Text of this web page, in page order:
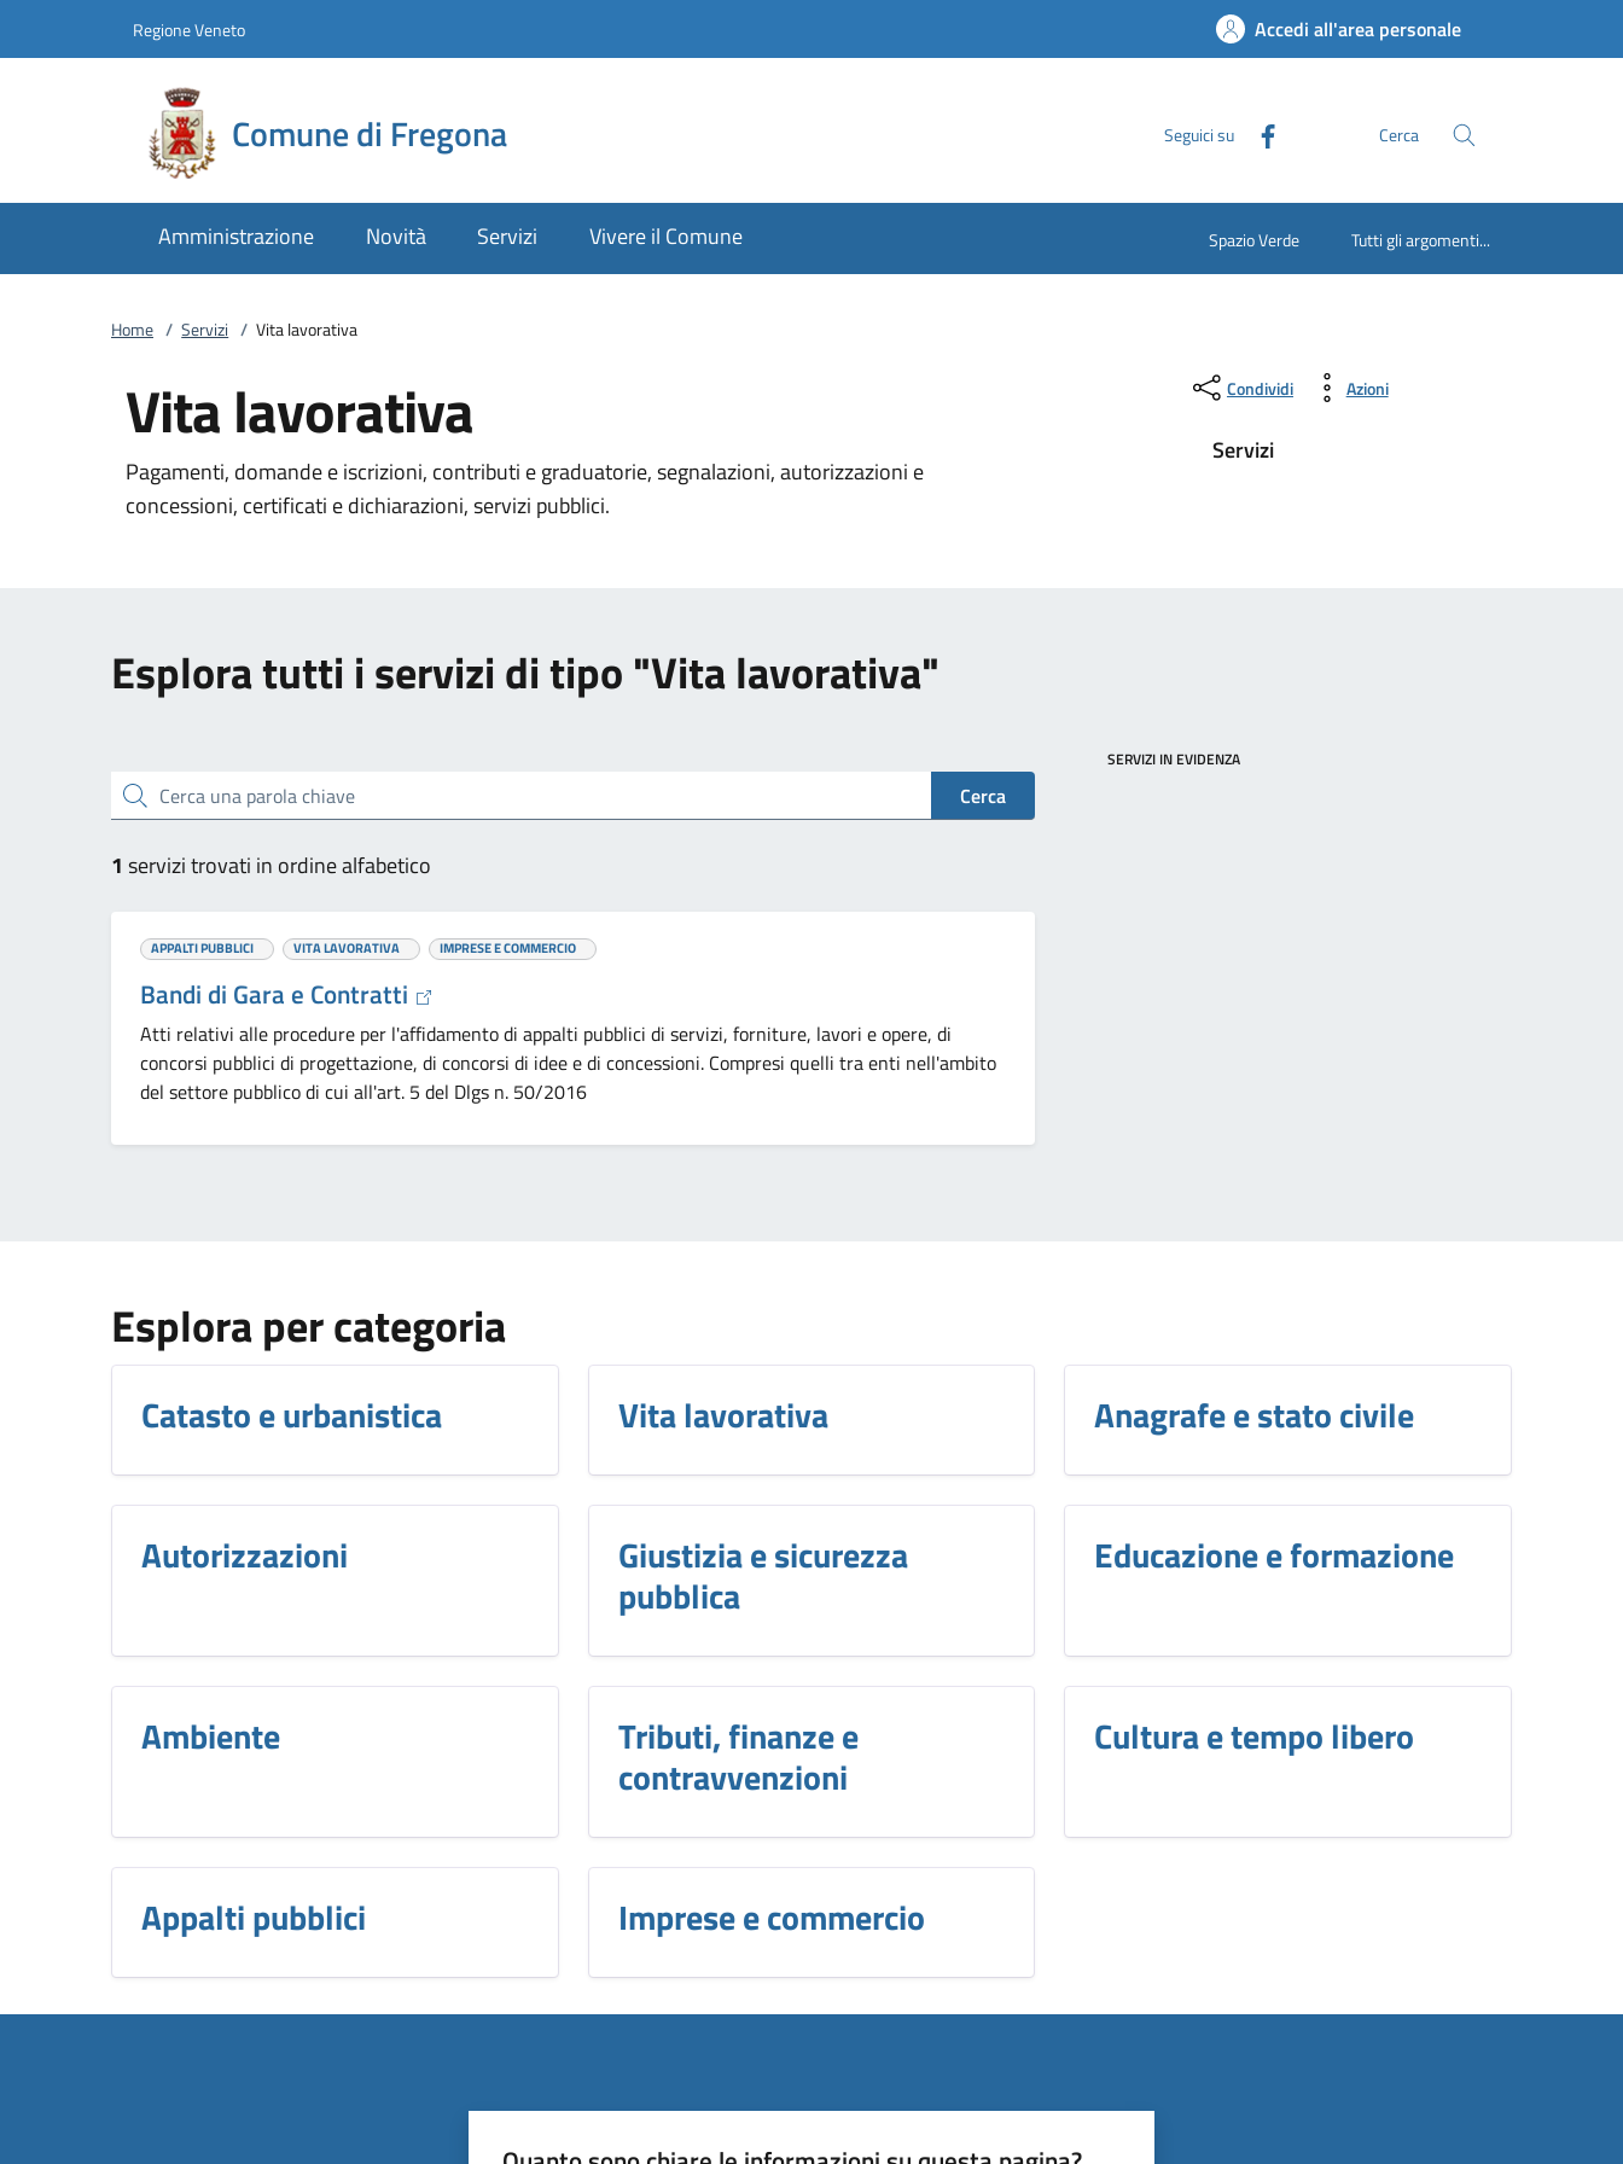
Regione Veneto Accedi all'area personale
Comune di Fregona Seguici su Cerca
Amministrazione Novità Servizi Vivere il Comune Spazio Verde Tutti gli argomenti...
Home / Servizi / Vita lavorativa
Vita lavorativa
Pagamenti, domande e iscrizioni, contributi e graduatorie, segnalazioni, autorizzazioni e
concessioni, certificati e dichiarazioni, servizi pubblici.
Condividi Azioni
Servizi
Esplora tutti i servizi di tipo "Vita lavorativa"
Cerca una parola chiave Cerca
1 servizi trovati in ordine alfabetico
APPALTI PUBBLICI VITA LAVORATIVA IMPRESE E COMMERCIO
Bandi di Gara e Contratti
Atti relativi alle procedure per l'affidamento di appalti pubblici di servizi, forniture, lavori e opere, di
concorsi pubblici di progettazione, di concorsi di idee e di concessioni. Compresi quelli tra enti nell'ambito
del settore pubblico di cui all'art. 5 del Dlgs n. 50/2016
SERVIZI IN EVIDENZA
Esplora per categoria
Catasto e urbanistica Vita lavorativa Anagrafe e stato civile
Autorizzazioni Giustizia e sicurezza
pubblica
Educazione e formazione
Ambiente Tributi, finanze e
contravvenzioni
Cultura e tempo libero
Appalti pubblici Imprese e commercio